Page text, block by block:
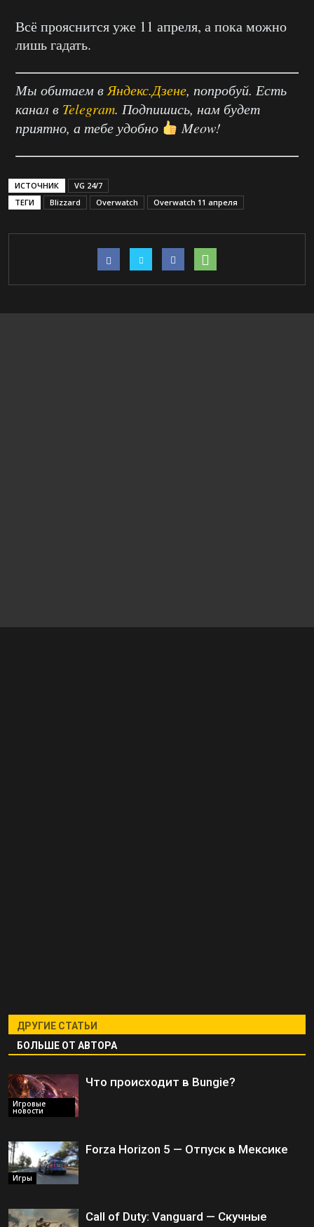
Всё прояснится уже 11 апреля, а пока можно
лишь гадать.
Мы обитаем в Яндекс.Дзене, попробуй. Есть
канал в Telegram. Подпишись, нам будет
приятно, а тебе удобно
Meow!
ИСТОЧНИК
VG 24/7
ТЕГИ
Blizzard Overwatch Overwatch 11 апреля
ДРУГИЕ СТАТЬИ
БОЛЬШЕ ОТ АВТОРА
Игровые
новости
Что происходит в Bungie?
Игры
Forza Horizon 5 — Отпуск в Мексике
Call of Duty: Vanguard — Скучные